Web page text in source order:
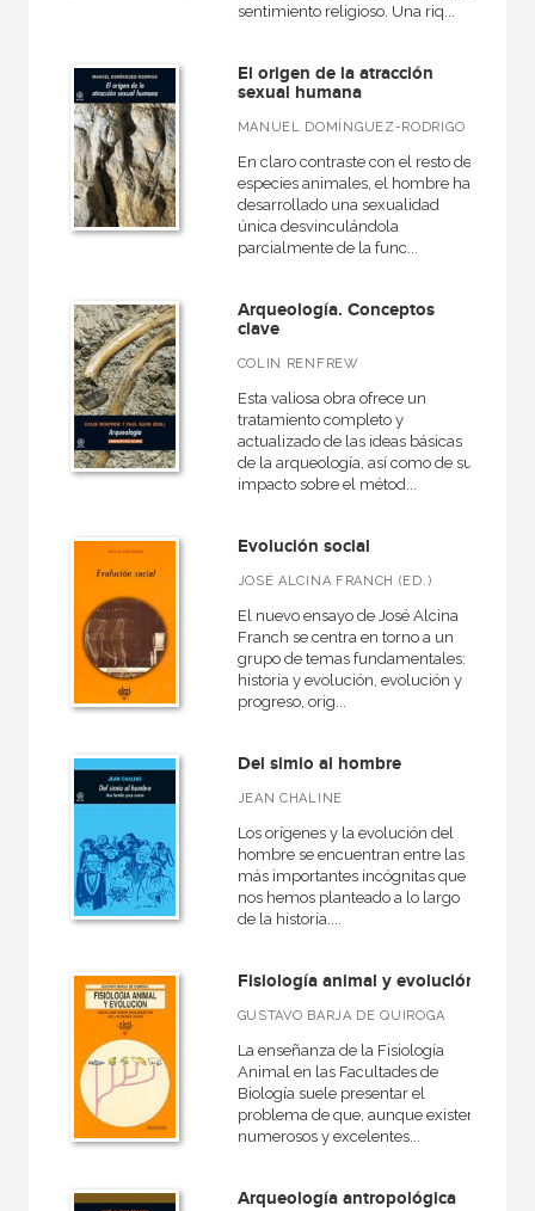
Textos
Universitaria
NUESTROS FORMATOS
Ebook
Papel
Rústica
Catálogos PDF
sentimiento religioso. Una riq...
El origen de la atracción
sexual humana
MANUEL DOMÍNGUEZ-RODRIGO
En claro contraste con el resto de
especies animales, el hombre ha
desarrollado una sexualidad
única desvinculándola
parcialmente de la func...
Arqueología. Conceptos
clave
COLIN RENFREW
Esta valiosa obra ofrece un
tratamiento completo y
actualizado de las ideas básicas
de la arqueología, así como de su
impacto sobre el métod...
Evolución social
JOSÉ ALCINA FRANCH (ED.)
El nuevo ensayo de José Alcina
Franch se centra en torno a un
grupo de temas fundamentales:
historia y evolución, evolución y
progreso, orig...
Del simio al hombre
JEAN CHALINE
Los orígenes y la evolución del
hombre se encuentran entre las
más importantes incógnitas que
nos hemos planteado a lo largo
de la historia....
Fisiología animal y evolución
GUSTAVO BARJA DE QUIROGA
La enseñanza de la Fisiología
Animal en las Facultades de
Biología suele presentar el
problema de que, aunque existen
numerosos y excelentes...
Arqueología antropológica